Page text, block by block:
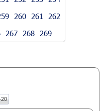
260 261
262
267 268 269
20